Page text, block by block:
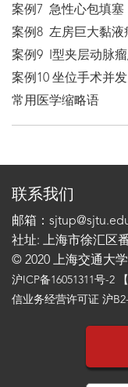
案例7 急性心包填塞
案例8 左房巨大黏液
案例9 I型夹层动脉
案例10 坐位手术并
常用医学缩略语
联系我们
邮箱：
社址: 上海市徐汇区
© 2020 上海交通大
沪ICP备16051311号-2
信业务经营许可证 沪B2-